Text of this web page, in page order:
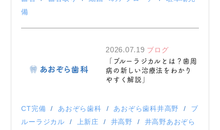
備
2026.07.19 ブログ
「ブルーラジカルとは？歯周
病の新しい治療法をわかり
やすく解説」
CT完備 あおぞら歯科 あおぞら歯科井高野
ブ
ルーラジカル
上新庄 井高野
井高野あおぞら